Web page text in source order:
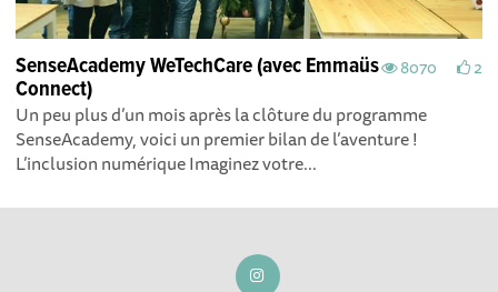
8070 2
SenseAcademy WeTechCare (avec Emmaüs
Connect)
Un peu plus d’un mois après la clôture du programme
SenseAcademy, voici un premier bilan de l’aventure !
L’inclusion numérique Imaginez votre...